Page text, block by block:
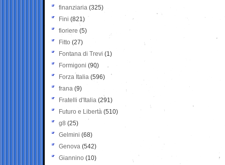
finanziaria (325)
Fini (821)
fioriere (5)
Fitto (27)
Fontana di Trevi (1)
Formigoni (90)
Forza Italia (596)
frana (9)
Fratelli d'Italia (291)
Futuro e Libertà (510)
g8 (25)
Gelmini (68)
Genova (542)
Giannino (10)